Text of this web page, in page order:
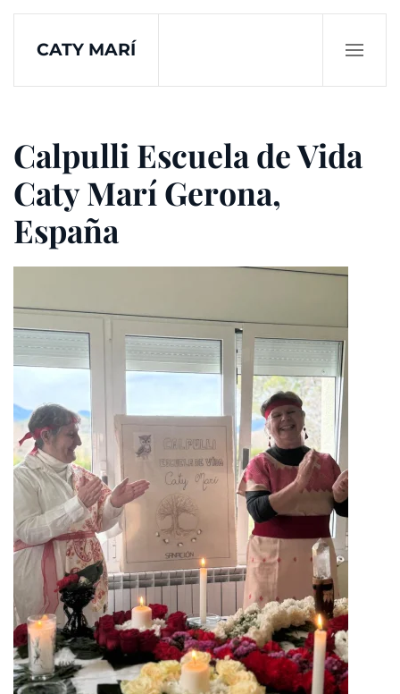
Skip to main content
CATY MARÍ
Calpulli Escuela de Vida
Caty Marí Gerona,
España